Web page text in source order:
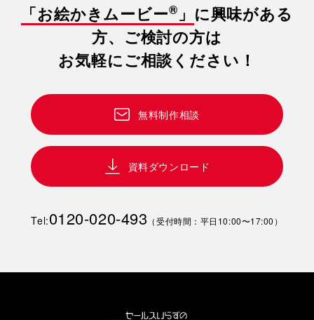
「お絵かきムービー® 」 に興味がある
方、ご検討の方は
お気軽にご相談ください！
無料制作相談
資料ダウンロード
Tel:0120-020-493 （受付時間：平日10:00〜17:00）